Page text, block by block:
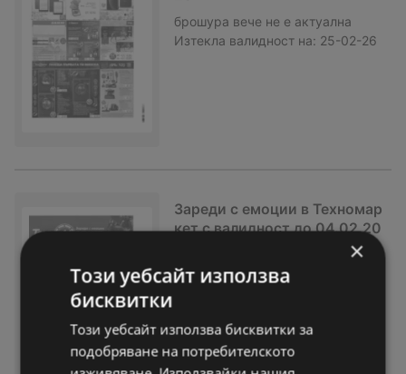
брошура вече не е актуална
Изтекла валидност на: 25-02-26
Зареди с емоции в Техномар
кет с валидност до 04.02.20
брошура вече не е актуална
×
Този уебсайт използва
бисквитки
Този уебсайт използва бисквитки за
подобряване на потребителското